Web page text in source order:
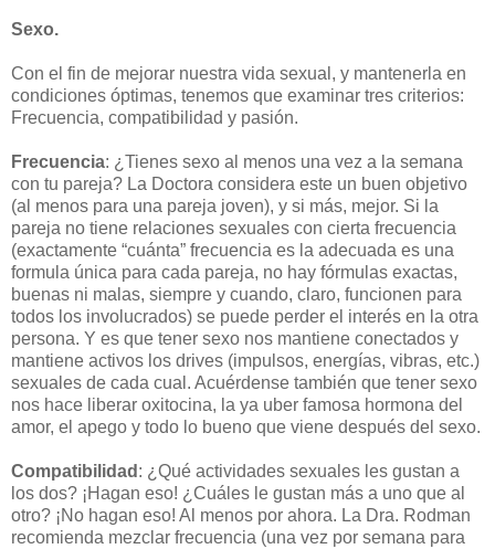
Sexo.
Con el fin de mejorar nuestra vida sexual, y mantenerla en
condiciones óptimas, tenemos que examinar tres criterios:
Frecuencia, compatibilidad y pasión.
Frecuencia: ¿Tienes sexo al menos una vez a la semana
con tu pareja? La Doctora considera este un buen objetivo
(al menos para una pareja joven), y si más, mejor. Si la
pareja no tiene relaciones sexuales con cierta frecuencia
(exactamente “cuánta” frecuencia es la adecuada es una
formula única para cada pareja, no hay fórmulas exactas,
buenas ni malas, siempre y cuando, claro, funcionen para
todos los involucrados) se puede perder el interés en la otra
persona. Y es que tener sexo nos mantiene conectados y
mantiene activos los drives (impulsos, energías, vibras, etc.)
sexuales de cada cual. Acuérdense también que tener sexo
nos hace liberar oxitocina, la ya uber famosa hormona del
amor, el apego y todo lo bueno que viene después del sexo.
Compatibilidad : ¿Qué actividades sexuales les gustan a
los dos? ¡Hagan eso! ¿Cuáles le gustan más a uno que al
otro? ¡No hagan eso! Al menos por ahora. La Dra. Rodman
recomienda mezclar frecuencia (una vez por semana para